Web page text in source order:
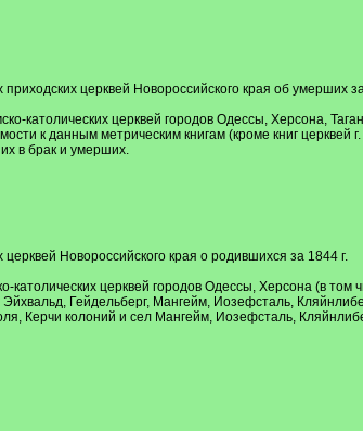
церквей Новороссийского края об умерших
католических церквей городов Одессы, Херсона,
к данным метрическим книгам (кроме книг церквей
в брак и умерших.
Новороссийского края о родившихся за 1844 г.
католических церквей городов Одессы, Херсона (в
Гейдельберг, Мангейм, Иозефсталь,
Керчи колоний и сел Мангейм, Иозефсталь,